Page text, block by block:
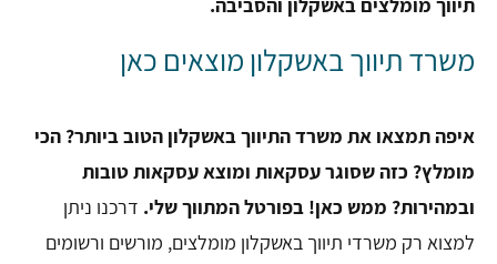
משרד תיווך באשקלון מוצאים כאן
איפה תמצאו את משרד התיווך באשקלון הטוב ביותר? הכי
מומלץ? כזה שסוגר עסקאות ומוצא עסקאות טובות
ובמהירות? ממש כאן! בפורטל המתווך שלי. דרכנו ניתן
למצוא רק משרדי תיווך באשקלון מומלצים, מורשים ורשומים